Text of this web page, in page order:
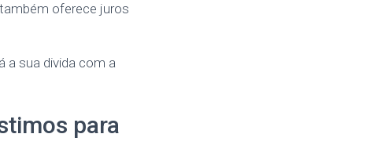
oferece juros
a sua divida com a
para